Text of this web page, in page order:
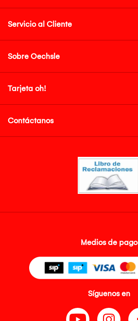
Servicio al Cliente
Sobre Oechsle
Tarjeta oh!
Contáctanos
Medios de pago
Síguenos en